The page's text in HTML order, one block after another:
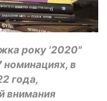
року '2020"
номинациях, в
года,
внимания